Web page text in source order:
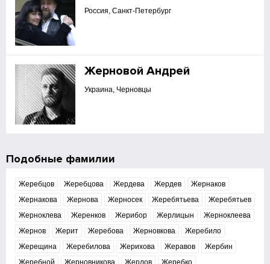
Россия, Санкт-Петербург
Жерновой Андрей
Украина, Черновцы
Подобные фамилии
Жеребцов Жеребцова Жердева Жердев
Жернаков
Жернакова
Жернова Жерносек Жеребятьева
Жеребятьев
Жерноклева
Жеренков Жерибор Жерлицын
Жерноклеева
Жернов
Жерит Жеребова Жерновкова
Жеребило
Жерещина
Жеребилова Жерихова Жеравов
Жербин
Жеребной
Жерновникова Жерлов Жеребко